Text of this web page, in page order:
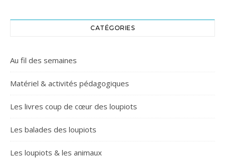
CATÉGORIES
Au fil des semaines
Matériel & activités pédagogiques
Les livres coup de cœur des loupiots
Les balades des loupiots
Les loupiots & les animaux